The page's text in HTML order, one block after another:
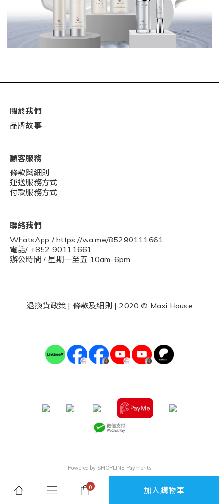
加入購物車
關於我們
品牌故事
顧客服務
條款與細則
運送服務方式
付款服務方式
聯絡我們
WhatsApp / https://wa.me/85290111661
電話/ +852 90111661
辦公時間 / 星期一至五 10am-6pm
退換貨政策 | 條款及細則 | 2020 © Maxi House
Powered by SHOPLINE Payments